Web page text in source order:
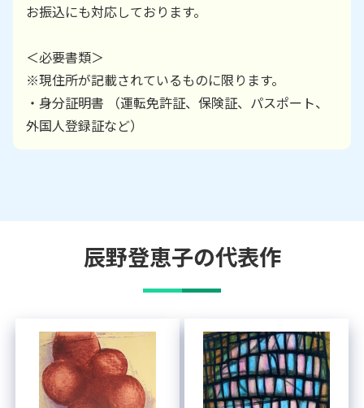
お振込にも対応しております。
＜必要書類＞
※現住所が記載されているものに限ります。
・身分証明書 （運転免許証、保険証、パスポート、
外国人登録証など）
辰野登恵子の代表作